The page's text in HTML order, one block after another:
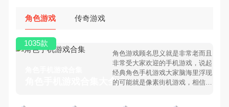
角色游戏 传奇游戏
角色手机游戏合集大全 >
角色游戏顾名思义就是非常老而且
非常受大家欢迎的手机游戏，说起
经典角色手机游戏大家脑海里浮现
的可能就是像素街机游戏，相信很
1035款